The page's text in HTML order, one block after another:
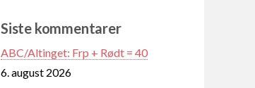
Siste kommentarer
ABC/Altinget: Frp + Rødt = 40
6. august 2026